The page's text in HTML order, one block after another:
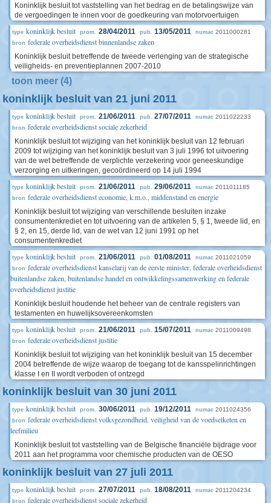
Koninklijk besluit tot vaststelling van het bedrag en de betalingswijze van
de vergoedingen te innen voor de goedkeuring van motorvoertuigen
type koninklijk besluit prom. 28/04/2011 pub. 13/05/2011 numac 2011000281
bron federale overheidsdienst binnenlandse zaken
Koninklijk besluit betreffende de tweede verlenging van de strategische
veiligheids- en preventieplannen 2007-2010
toon meer (4)
koninklijk besluit van 21 juni 2011
type koninklijk besluit prom. 21/06/2011 pub. 27/07/2011 numac 2011022233
bron federale overheidsdienst sociale zekerheid
Koninklijk besluit tot wijziging van het koninklijk besluit van 12 februari
2009 tot wijziging van het koninklijk besluit van 3 juli 1996 tot uitvoering
van de wet betreffende de verplichte verzekering voor geneeskundige
verzorging en uitkeringen, gecoördineerd op 14 juli 1994
type koninklijk besluit prom. 21/06/2011 pub. 29/06/2011 numac 2011011185
bron federale overheidsdienst economie, k.m.o., middenstand en energie
Koninklijk besluit tot wijziging van verschillende besluiten inzake
consumentenkrediet en tot uitvoering van de artikelen 5, § 1, tweede lid, en
§ 2, en 15, derde lid, van de wet van 12 juni 1991 op het
consumentenkrediet
type koninklijk besluit prom. 21/06/2011 pub. 01/08/2011 numac 2011021059
bron federale overheidsdienst kanselarij van de eerste minister, federale overheidsdienst
buitenlandse zaken, buitenlandse handel en ontwikkelingssamenwerking en federale
overheidsdienst justitie
Koninklijk besluit houdende het beheer van de centrale registers van
testamenten en huwelijksovereenkomsten
type koninklijk besluit prom. 21/06/2011 pub. 15/07/2011 numac 2011009498
bron federale overheidsdienst justitie
Koninklijk besluit tot wijziging van het koninklijk besluit van 15 december
2004 betreffende de wijze waarop de toegang tot de kansspelinrichtingen
klasse I en II wordt verboden of ontzegd
koninklijk besluit van 30 juni 2011
type koninklijk besluit prom. 30/06/2011 pub. 19/12/2011 numac 2011024356
bron federale overheidsdienst volksgezondheid, veiligheid van de voedselketen en
leefmilieu
Koninklijk besluit tot vaststelling van de Belgische financiële bijdrage voor
2011 aan het programma voor chemische producten van de OESO
koninklijk besluit van 27 juli 2011
type koninklijk besluit prom. 27/07/2011 pub. 18/08/2011 numac 2011204234
bron federale overheidsdienst sociale zekerheid